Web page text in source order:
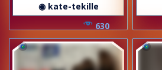
◉ kate-tekille
630